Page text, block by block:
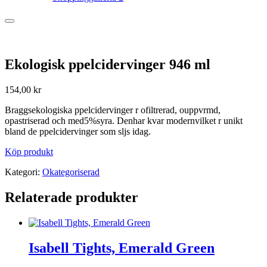
Ekologisk ppelcidervinger 946 ml
154,00 kr
Braggsekologiska ppelcidervinger r ofiltrerad, ouppvrmd,
opastriserad och med5%syra. Denhar kvar modernvilket r unikt
bland de ppelcidervinger som sljs idag.
Köp produkt
Kategori: Okategoriserad
Relaterade produkter
Isabell Tights, Emerald Green